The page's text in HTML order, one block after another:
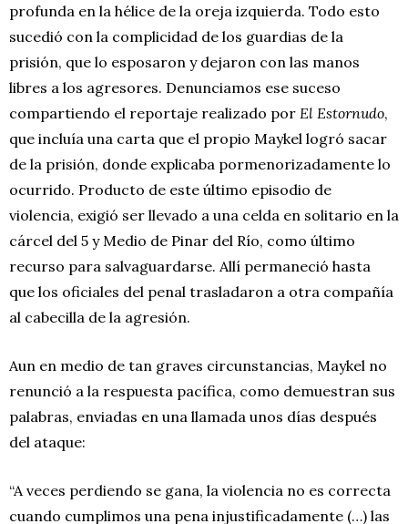
profunda en la hélice de la oreja izquierda. Todo esto
sucedió con la complicidad de los guardias de la
prisión, que lo esposaron y dejaron con las manos
libres a los agresores. Denunciamos ese suceso
compartiendo el reportaje realizado por El Estornudo,
que incluía una carta que el propio Maykel logró sacar
de la prisión, donde explicaba pormenorizadamente lo
ocurrido. Producto de este último episodio de
violencia, exigió ser llevado a una celda en solitario en la
cárcel del 5 y Medio de Pinar del Río, como último
recurso para salvaguardarse. Allí permaneció hasta
que los oficiales del penal trasladaron a otra compañía
al cabecilla de la agresión.
Aun en medio de tan graves circunstancias, Maykel no
renunció a la respuesta pacífica, como demuestran sus
palabras, enviadas en una llamada unos días después
del ataque:
“A veces perdiendo se gana, la violencia no es correcta
cuando cumplimos una pena injustificadamente (…) las